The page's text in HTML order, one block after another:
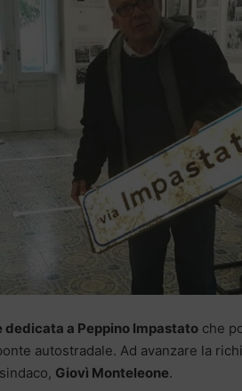
dedicata a Peppino Impastato che
autostradale. Ad avanzare la
Giovì Monteleone.